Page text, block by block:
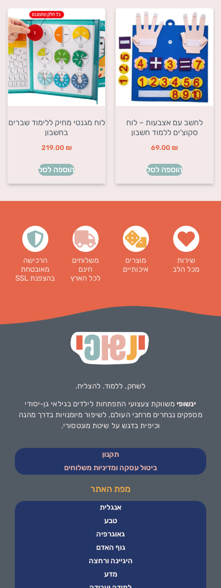
לחשב עם אצבעות – לוח
סקוצ'ים ללמוד חשבון
69.00 ₪
הוספה לסל
לוח מגנטי מחיק ללימוד שברים
בחשבון
219.00 ₪
הוספה לסל
שירות
מכל הלב
מוצרים
איכותיים
משלוחים
חינם
לכל הארץ
הרכישה
מאובטחת
בהצפנת SSL
לשחק. ללמוד. להצליח.
ינשופי משווקת צעצועי התפתחות לילדים בגילאי גן-יסודי
מספקים נבחרים מרחבי העולם, לשיפור מיומנויות בדרך מהנה
וכיפית בדגש על שיטת מונטסורי.
תקנון
ביטול עסקה ומדיניות משלוחים
מפת האתר
אנגלית
טבע
גאוגרפיה
גוף האדם
היגיינה ורחצה
מדע